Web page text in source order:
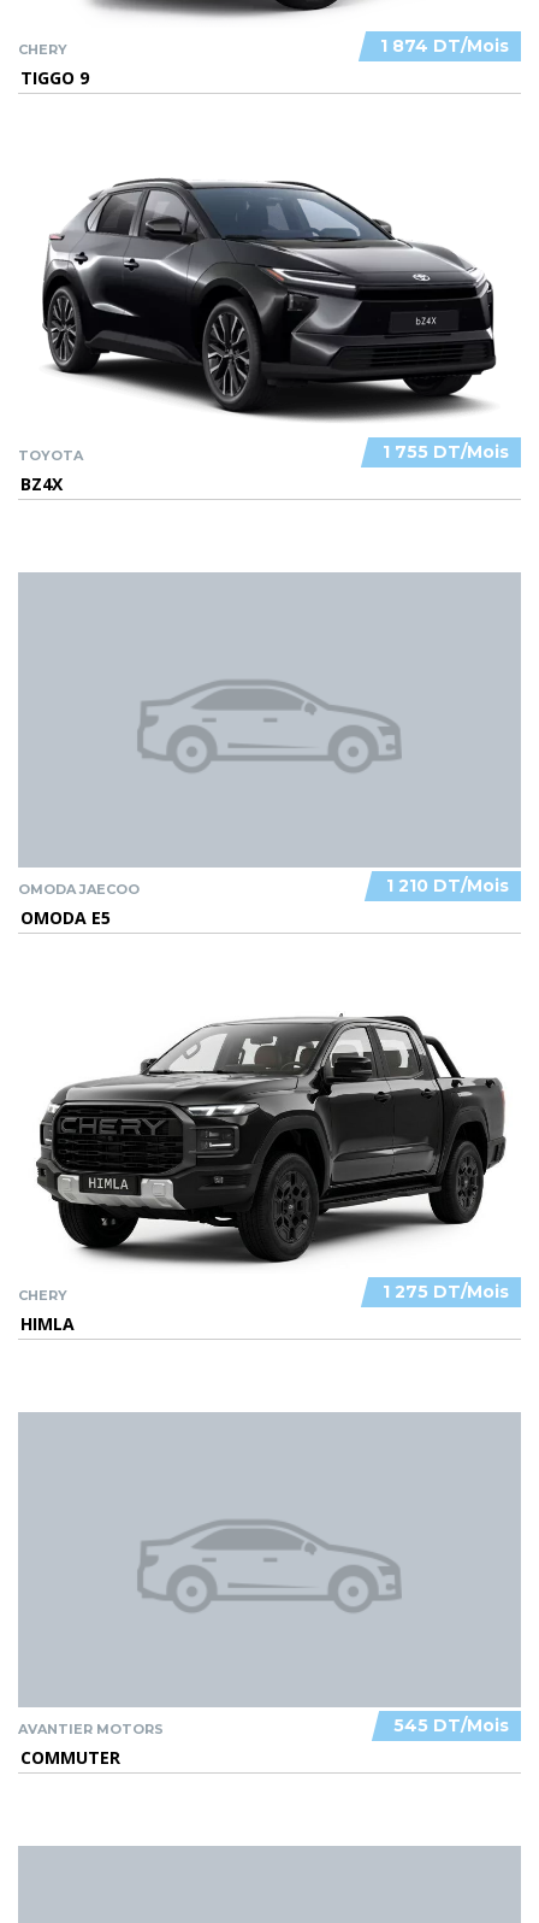
1 874 DT/Mois
CHERY
TIGGO 9
1 755 DT/Mois
TOYOTA
BZ4X
1 210 DT/Mois
OMODA JAECOO
OMODA E5
1 275 DT/Mois
CHERY
HIMLA
545 DT/Mois
AVANTIER MOTORS
COMMUTER